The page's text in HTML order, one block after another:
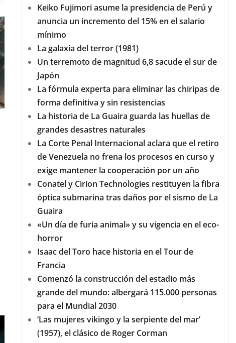
Keiko Fujimori asume la presidencia de Perú y
anuncia un incremento del 15% en el salario
mínimo
La galaxia del terror (1981)
Un terremoto de magnitud 6,8 sacude el sur de
Japón
La fórmula experta para eliminar las chiripas de
forma definitiva y sin resistencias
La historia de La Guaira guarda las huellas de
grandes desastres naturales
La Corte Penal Internacional aclara que el retiro
de Venezuela no frena los procesos en curso y
exige mantener la cooperación por un año
Conatel y Cirion Technologies restituyen la fibra
óptica submarina tras daños por el sismo de La
Guaira
«Un día de furia animal» y su vigencia en el eco-
horror
Isaac del Toro hace historia en el Tour de
Francia
Comenzó la construcción del estadio más
grande del mundo: albergará 115.000 personas
para el Mundial 2030
‘Las mujeres vikingo y la serpiente del mar’
(1957), el clásico de Roger Corman